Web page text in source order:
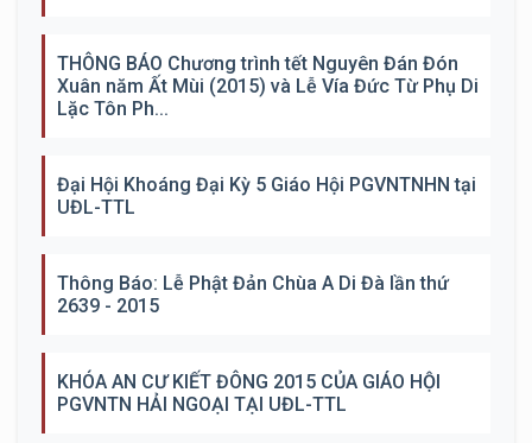
THÔNG BÁO Chương trình tết Nguyên Đán Đón
Xuân năm Ất Mùi (2015) và Lễ Vía Đức Từ Phụ Di
Lặc Tôn Ph...
Đại Hội Khoáng Đại Kỳ 5 Giáo Hội PGVNTNHN tại
UĐL-TTL
Thông Báo: Lễ Phật Đản Chùa A Di Đà lần thứ
2639 - 2015
KHÓA AN CƯ KIẾT ĐÔNG 2015 CỦA GIÁO HỘI
PGVNTN HẢI NGOẠI TẠI UĐL-TTL